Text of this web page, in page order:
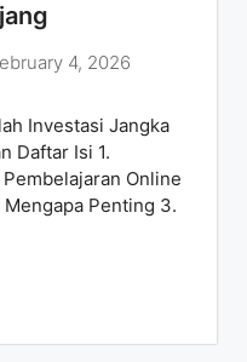
4, 2026
Investasi Jangka
Daftar Isi 1.
Online
Penting 3.